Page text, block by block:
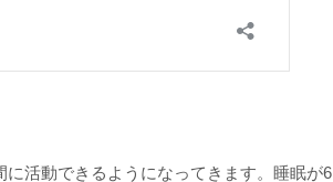
活動できるようになってきます。睡眠が6